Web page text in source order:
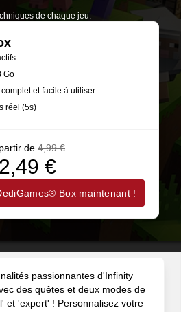
de chaque jeu.
Go
et facile à utiliser
réel (5s)
de 4,99 €
2,49 €
Box maintenant !
passionnantes d'Infinity
des quêtes et deux modes de
et 'expert' ! Personnalisez votre